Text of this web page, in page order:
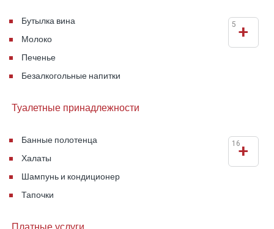
Бутылка вина
Молоко
Печенье
Безалкогольные напитки
+
5
Туалетные принадлежности
Банные полотенца
Халаты
Шампунь и кондиционер
Тапочки
+
16